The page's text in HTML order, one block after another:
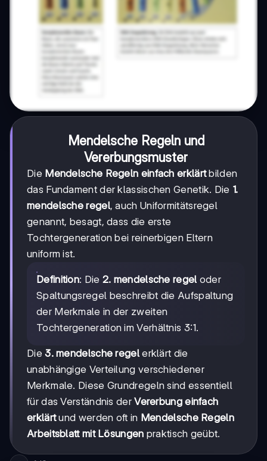
Mendelsche Regeln und
Vererbungsmuster
Die Mendelsche Regeln einfach erklärtbilden
das Fundament der klassischen Genetik. Die 1.
mendelsche regel, auch Uniformitätsregel
genannt, besagt, dass die erste
Tochtergeneration bei reinerbigen Eltern
uniform ist.
Definition: Die 2. mendelsche regel oder
Spaltungsregel beschreibt die Aufspaltung
der Merkmale in der zweiten
Tochtergeneration im Verhältnis 3:1.
Die3. mendelsche regelerklärt die
unabhängige Verteilung verschiedener
Merkmale. Diese Grundregeln sind essentiell
für das Verständnis derVererbung einfach
erklärtund werden oft in Mendelsche Regeln
Arbeitsblatt mit Lösungen praktisch geübt.